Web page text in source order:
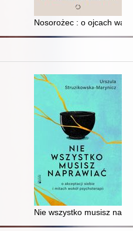
Nosorożec : o ojcach
na co dzień
Nie wszystko musisz